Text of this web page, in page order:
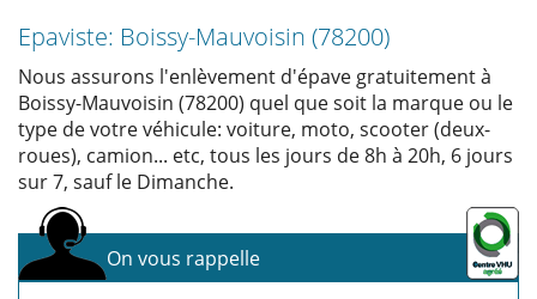
Epaviste: Boissy-Mauvoisin (78200)
Nous assurons l'enlèvement d'épave gratuitement à
Boissy-Mauvoisin (78200) quel que soit la marque ou le
type de votre véhicule: voiture, moto, scooter (deux-
roues), camion... etc, tous les jours de 8h à 20h, 6 jours
sur 7, sauf le Dimanche.
On vous rappelle